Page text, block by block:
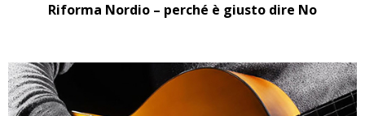
Riforma Nordio – perché è giusto dire No